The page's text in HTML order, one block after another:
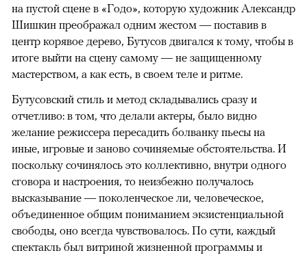
на пустой сцене в «Годо», которую художник Александр
Шишкин преображал одним жестом — поставив в
центр корявое дерево, Бутусов двигался к тому, чтобы в
итоге выйти на сцену самому — не защищенному
мастерством, а как есть, в своем теле и ритме.
Бутусовский стиль и метод складывались сразу и
отчетливо: в том, что делали актеры, было видно
желание режиссера пересадить болванку пьесы на
иные, игровые и заново сочиняемые обстоятельства. И
поскольку сочинялось это коллективно, внутри одного
сговора и настроения, то неизбежно получалось
высказывание — поколенческое ли, человеческое,
объединенное общим пониманием экзистенциальной
свободы, оно всегда чувствовалось. По сути, каждый
спектакль был витриной жизненной программы и